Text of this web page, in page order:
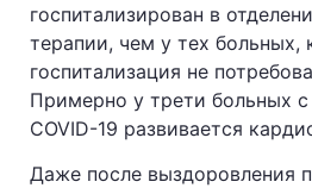
госпитализирован в
терапии, чем у тех больных,
госпитализация не
Примерно у трети больных
COVID-19 развивается
Даже после выздоровления